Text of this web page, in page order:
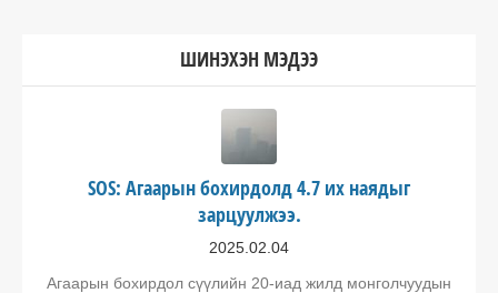
ШИНЭХЭН МЭДЭЭ
SOS: Агаарын бохирдолд 4.7 их наядыг
зарцуулжээ.
2025.02.04
Агаарын бохирдол сүүлийн 20-иад жилд монголчуудын